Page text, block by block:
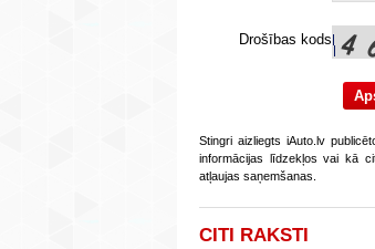
Drošības kods
Stingri aizliegts iAuto.lv
informācijas līdzekļos vai kā
atļaujas saņemšanas.
CITI RAKSTI